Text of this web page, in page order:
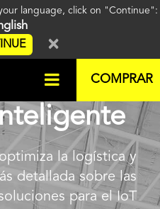
language, click on "Continue":
×
COMPRAR
IoT para
la logística y
detallada sobre las
para el IoT